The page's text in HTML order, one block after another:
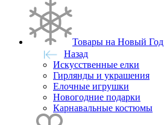
Товары на Новый Год
Назад
Искусственные елки
Гирлянды и украшения
Елочные игрушки
Новогодние подарки
Карнавальные костюмы